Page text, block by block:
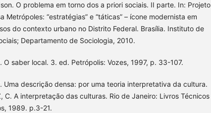
O problema em torno dos a priori sociais. II parte. In: Projeto
Metrópoles: “estratégias” e “táticas” – ícone modernista em
do contexto urbano no Distrito Federal. Brasília. Instituto de
Departamento de Sociologia, 2010.
O saber local. 3. ed. Petrópolis: Vozes, 1997, p. 33-107.
Uma descrição densa: por uma teoria interpretativa da cultura.
C. A interpretação das culturas. Rio de Janeiro: Livros Técnicos
1989. p.3-21.